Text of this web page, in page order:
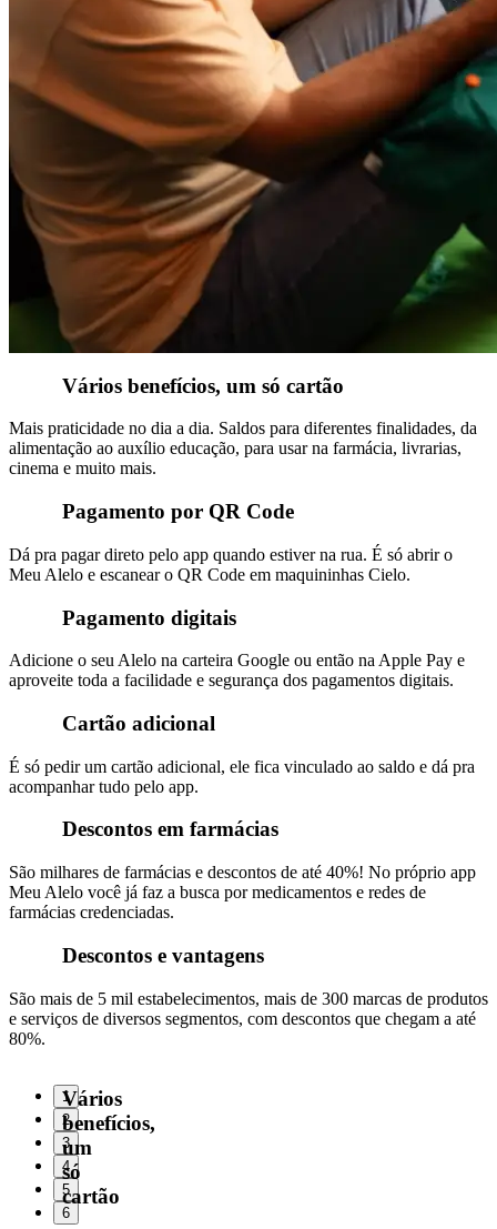
Vários benefícios, um só cartão
Mais praticidade no dia a dia. Saldos para diferentes finalidades, da
alimentação ao auxílio educação, para usar na farmácia, livrarias,
cinema e muito mais.
Pagamento por QR Code
Dá pra pagar direto pelo app quando estiver na rua. É só abrir o
Meu Alelo e escanear o QR Code em maquininhas Cielo.
Pagamento digitais
Adicione o seu Alelo na carteira Google ou então na Apple Pay e
aproveite toda a facilidade e segurança dos pagamentos digitais.
Cartão adicional
É só pedir um cartão adicional, ele fica vinculado ao saldo e dá pra
acompanhar tudo pelo app.
Descontos em farmácias
São milhares de farmácias e descontos de até 40%! No próprio app
Meu Alelo você já faz a busca por medicamentos e redes de
farmácias credenciadas.
Descontos e vantagens
São mais de 5 mil estabelecimentos, mais de 300 marcas de produtos
e serviços de diversos segmentos, com descontos que chegam a até
80%.
Vários
benefícios,
um
só
cartão
1
2
3
4
5
6